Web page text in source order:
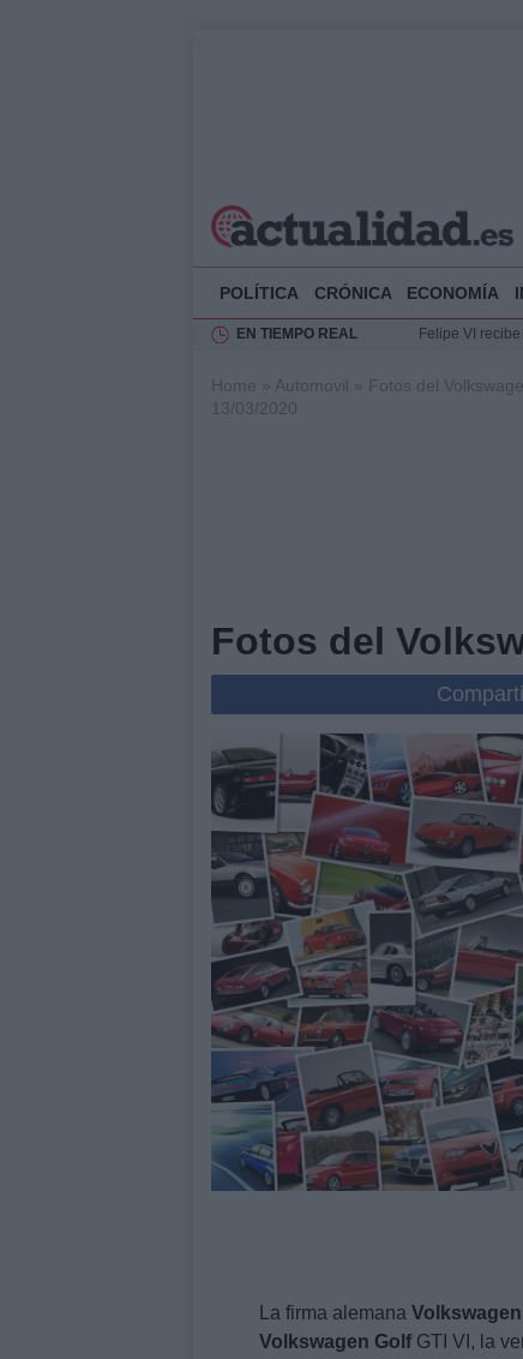
POLÍTICA CRÓNICA ECONOMÍA
EN TIEMPO REAL
Felipe VI
Impacto
Home » Automovil » Fotos del
13/03/2020
Fotos del
La firma alemana Volkswagen
Volkswagen Golf GTI VI, la